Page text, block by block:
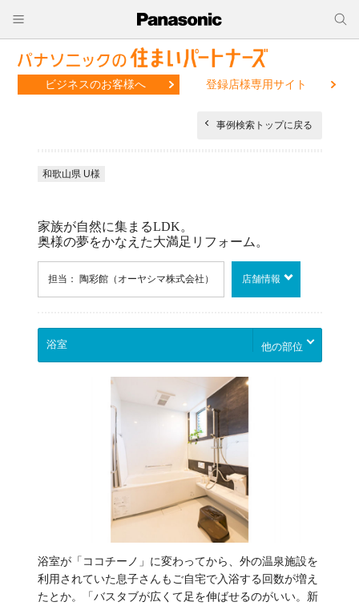
ビジネスのお客様へ 登録店様専用サイト
事例検索トップに戻る
和歌山県 U様
家族が自然に集まるLDK。
奥様の夢をかなえた大満足リフォーム。
担当： 陶彩館（オーヤシマ株式会社） 店舗情報
他の部位
浴室が「ココチーノ」に変わってから、外の温泉施設を
利用されていた息子さんもご自宅で入浴する回数が増え
たとか。「バスタブが広くて足を伸ばせるのがいい。新